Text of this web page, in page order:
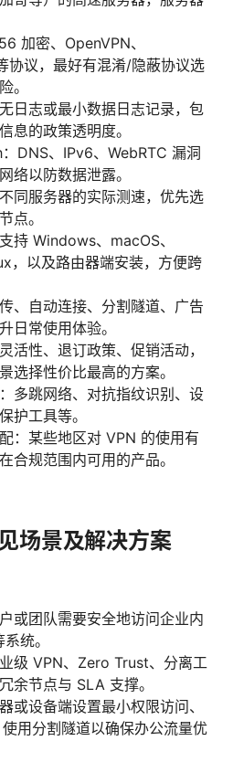
加密、OpenVPN、
协议，最好有混淆/隐蔽协议选
。
日志或最小数据日志记录，包
息的政策透明度。
DNS、IPv6、WebRTC 漏洞
络以防数据泄露。
同服务器的实际测速，优先选
点。
持 Windows、macOS、
，以及路由器端安装，方便跨
、自动连接、分割隧道、广告
日常使用体验。
活性、退订政策、促销活动，
选择性价比最高的方案。
多跳网络、对抗指纹识别、设
护工具等。
：某些地区对 VPN 的使用有
合规范围内可用的产品。
场景及解决方案
或团队需要安全地访问企业内
统。
级 VPN、Zero Trust、分离工
余节点与 SLA 支撑。
或设备端设置最小权限访问、
用分割隧道以确保办公流量优